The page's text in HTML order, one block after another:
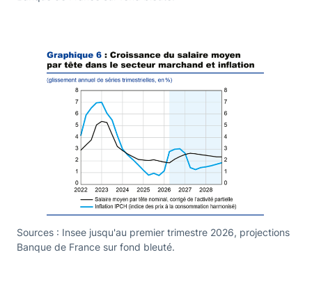
Sources : Insee jusqu'au premier trimestre 2026, projections
Banque de France sur fond bleuté.